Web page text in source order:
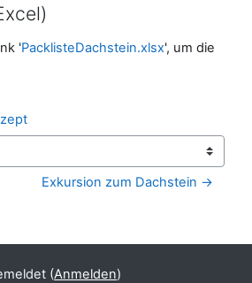
'PacklisteDachstein.xlsx', um die
Exkursion zum Dachstein →
(Anmelden)